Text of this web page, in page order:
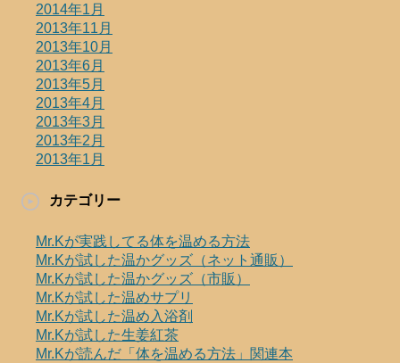
2014年1月
2013年11月
2013年10月
2013年6月
2013年5月
2013年4月
2013年3月
2013年2月
2013年1月
カテゴリー
Mr.Kが実践してる体を温める方法
Mr.Kが試した温かグッズ（ネット通販）
Mr.Kが試した温かグッズ（市販）
Mr.Kが試した温めサプリ
Mr.Kが試した温め入浴剤
Mr.Kが試した生姜紅茶
Mr.Kが読んだ「体を温める方法」関連本